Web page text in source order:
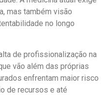
mas também visão
no longo
de profissionalização na
vão além das próprias
enfrentam maior risco
de recursos e até